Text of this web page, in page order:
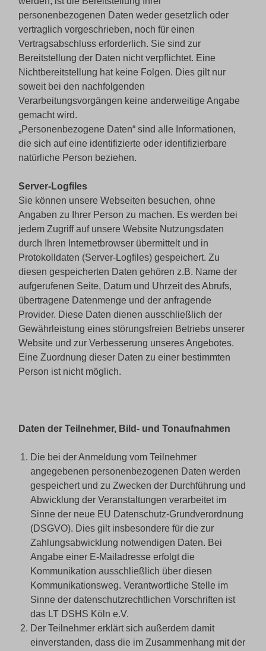
personenbezogenen Daten weder gesetzlich oder
vertraglich vorgeschrieben, noch für einen
Vertragsabschluss erforderlich. Sie sind zur
Bereitstellung der Daten nicht verpflichtet. Eine
Nichtbereitstellung hat keine Folgen. Dies gilt nur
soweit bei den nachfolgenden
Verarbeitungsvorgängen keine anderweitige Angabe
gemacht wird.
„Personenbezogene Daten“ sind alle Informationen,
die sich auf eine identifizierte oder identifizierbare
natürliche Person beziehen.
Server-Logfiles
Sie können unsere Webseiten besuchen, ohne
Angaben zu Ihrer Person zu machen. Es werden bei
jedem Zugriff auf unsere Website Nutzungsdaten
durch Ihren Internetbrowser übermittelt und in
Protokolldaten (Server-Logfiles) gespeichert. Zu
diesen gespeicherten Daten gehören z.B. Name der
aufgerufenen Seite, Datum und Uhrzeit des Abrufs,
übertragene Datenmenge und der anfragende
Provider. Diese Daten dienen ausschließlich der
Gewährleistung eines störungsfreien Betriebs unserer
Website und zur Verbesserung unseres Angebotes.
Eine Zuordnung dieser Daten zu einer bestimmten
Person ist nicht möglich.
Daten der Teilnehmer, Bild- und Tonaufnahmen
Die bei der Anmeldung vom Teilnehmer
angegebenen personenbezogenen Daten werden
gespeichert und zu Zwecken der Durchführung und
Abwicklung der Veranstaltungen verarbeitet im
Sinne der neue EU Datenschutz-Grundverordnung
(DSGVO). Dies gilt insbesondere für die zur
Zahlungsabwicklung notwendigen Daten. Bei
Angabe einer E-Mailadresse erfolgt die
Kommunikation ausschließlich über diesen
Kommunikationsweg. Verantwortliche Stelle im
Sinne der datenschutzrechtlichen Vorschriften ist
das LT DSHS Köln e.V.
Der Teilnehmer erklärt sich außerdem damit
einverstanden, dass die im Zusammenhang mit der